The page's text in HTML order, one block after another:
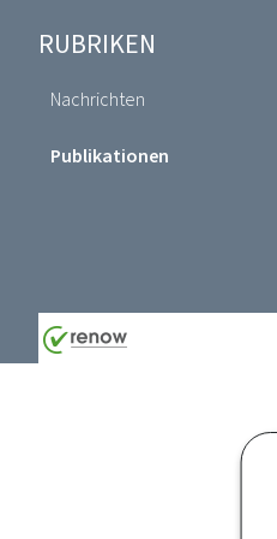
Footer
RUBRIKEN
Nachrichten
Publikationen